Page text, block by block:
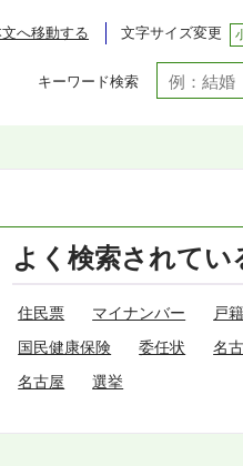
へ移動する 文字サイズ変更
キーワード検索
よく検索されてい
住民票 マイナンバー 戸
国民健康保険
委任状 名
名古屋
選挙